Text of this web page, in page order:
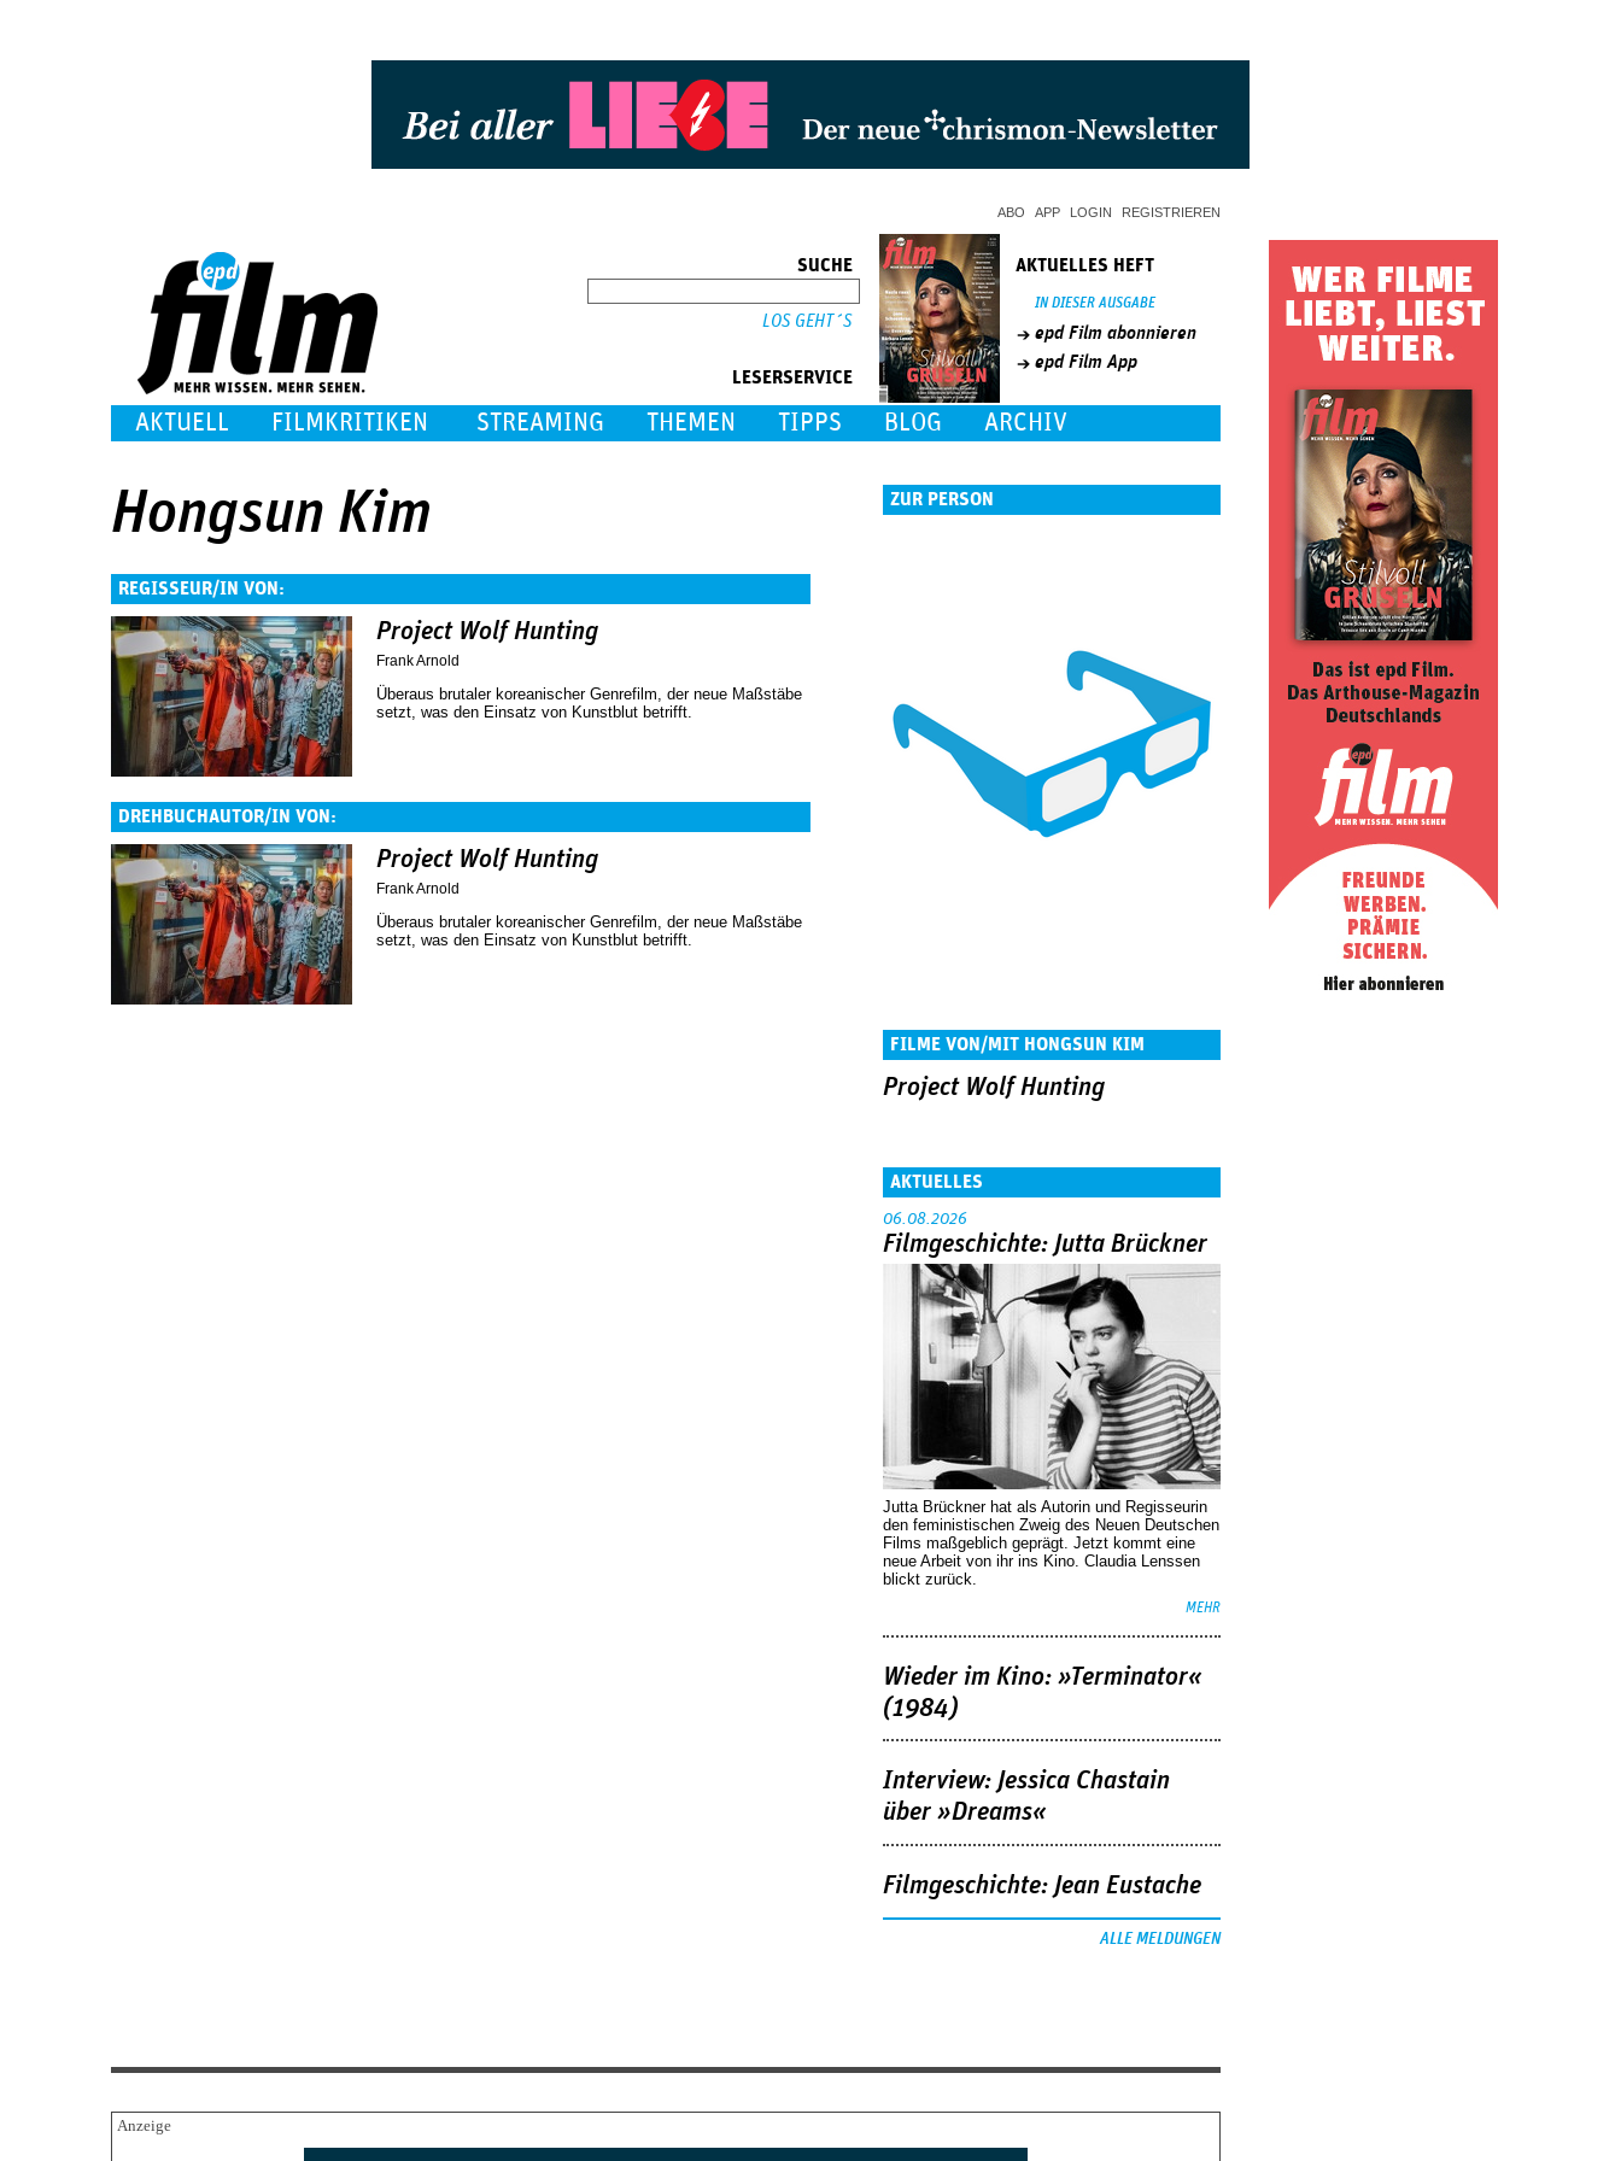
ABO APP LOGIN REGISTRIEREN
SUCHE
LESERSERVICE
AKTUELLES HEFT
IN DIESER AUSGABE
epd Film abonnieren
epd Film App
AKTUELL FILMKRITIKEN STREAMING THEMEN TIPPS BLOG ARCHIV
Hongsun Kim
REGISSEUR/IN VON:
Project Wolf Hunting
Frank Arnold
Überaus brutaler koreanischer Genrefilm, der neue Maßstäbe
setzt, was den Einsatz von Kunstblut betrifft.
DREHBUCHAUTOR/IN VON:
Project Wolf Hunting
Frank Arnold
Überaus brutaler koreanischer Genrefilm, der neue Maßstäbe
setzt, was den Einsatz von Kunstblut betrifft.
ZUR PERSON
FILME VON/MIT HONGSUN KIM
Project Wolf Hunting
AKTUELLES
06.08.2026
Filmgeschichte: Jutta Brückner
Jutta Brückner hat als Autorin und Regisseurin
den feministischen Zweig des Neuen Deutschen
Films maßgeblich geprägt. Jetzt kommt eine
neue Arbeit von ihr ins Kino. Claudia Lenssen
blickt zurück.
MEHR
Wieder im Kino: »Terminator«
(1984)
Interview: Jessica Chastain
über »Dreams«
Filmgeschichte: Jean Eustache
ALLE MELDUNGEN